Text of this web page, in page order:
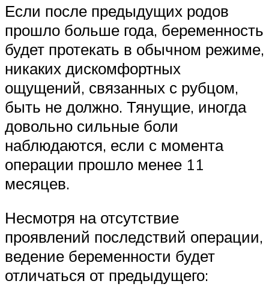
Если после предыдущих родов
прошло больше года, беременность
будет протекать в обычном режиме,
никаких дискомфортных
ощущений, связанных с рубцом,
быть не должно. Тянущие, иногда
довольно сильные боли
наблюдаются, если с момента
операции прошло менее 11
месяцев.
Несмотря на отсутствие
проявлений последствий операции,
ведение беременности будет
отличаться от предыдущего: